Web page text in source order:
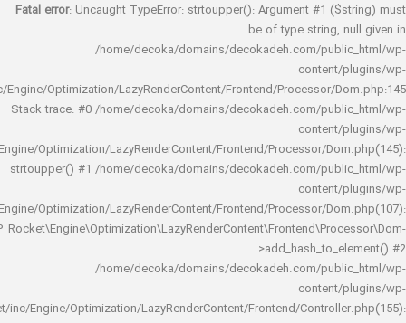
Fatal error : Uncaught TypeError: strtoupper(): Argument #1
be of type string,
/home/decoka/domains/decokadeh.com/
rocket/inc/Engine/Optimization/LazyRenderContent/Frontend/Processor/
Stack trace: #0 /home/decoka/domains/decokadeh.com/
rocket/inc/Engine/Optimization/LazyRenderContent/Frontend/Processor/
strtoupper() #1 /home/decoka/domains/decokadeh.com/
rocket/inc/Engine/Optimization/LazyRenderContent/Frontend/Processor/
/home/decoka/domains/decokadeh.com/
rocket/inc/Engine/Optimization/LazyRenderContent/Frontend/